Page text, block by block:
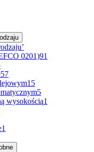
0201)91
57
15
5
wysokością1
1